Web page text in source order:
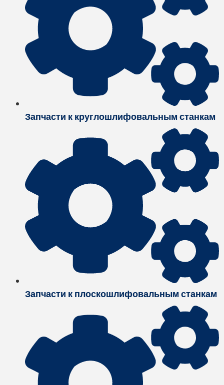
Запчасти к круглошлифовальным станкам
Запчасти к плоскошлифовальным станкам